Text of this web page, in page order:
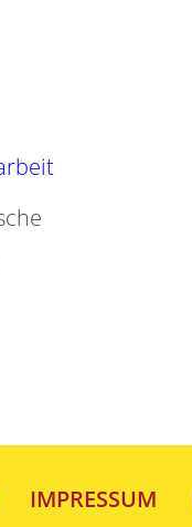
IMPRESSUM